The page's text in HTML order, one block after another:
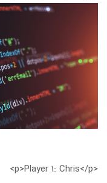
<p>Player 1: Chris</p>